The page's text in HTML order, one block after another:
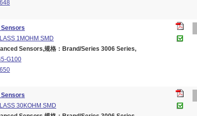
1MOHM SMD
Sensors,规格：Brand/Series 3006 Series,
G100
30KOHM SMD